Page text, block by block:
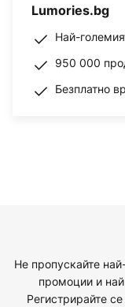
Lumories.bg
Най-
950 000
Безплатно
Не пропускайте
промоции и
Регистрирайте